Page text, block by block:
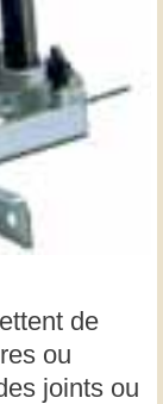
de
ou
joints ou